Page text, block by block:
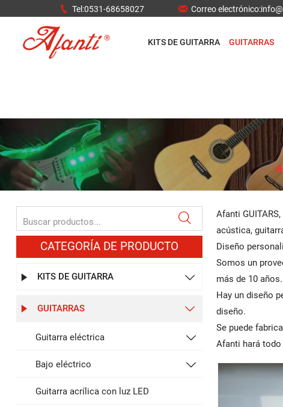
 Tel:0531-68658027  Correo
KITS DE GUITARRA GUITARRAS

CATEGORÍA DE PRODUCTO
 KITS DE GUITARRA 
 GUITARRAS 
Guitarra eléctrica 
Bajo eléctrico 
Guitarra acrílica con luz LED
Afanti
acústica,
Diseño
Somos un
más de 10 años.
Hay un diseño
diseño.
Se puede
Afanti hará